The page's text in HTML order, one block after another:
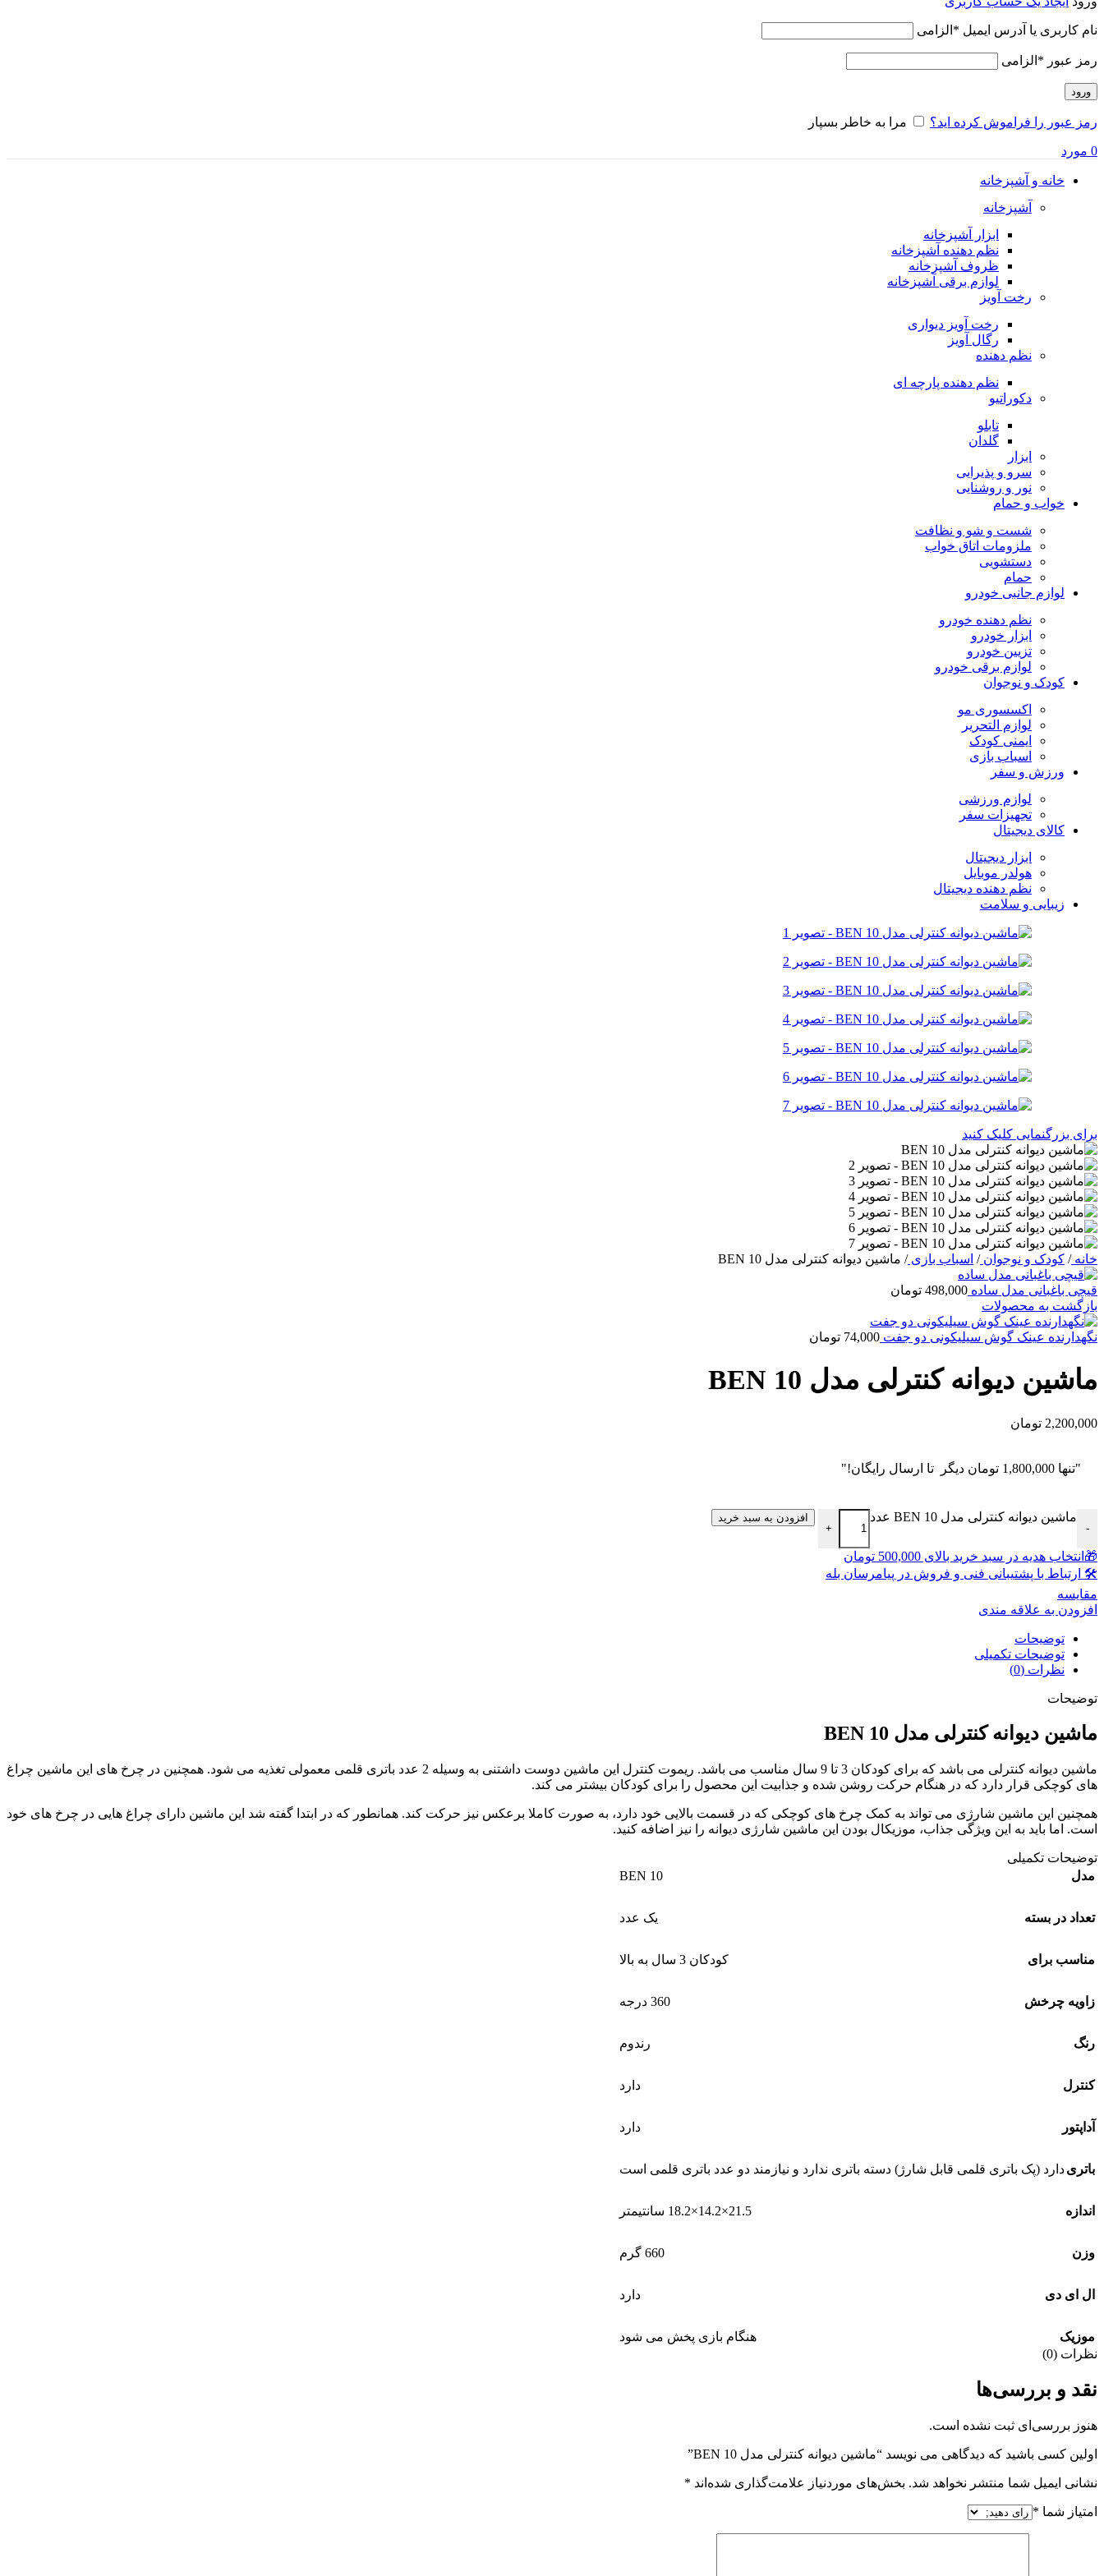
نام کاربری یا آدرس ایمیل * الزامی
رمز عبور * الزامی
ورود
رمز عبور را فراموش کرده اید؟ مرا به خاطر بسپار
0 مورد
خانه و آشپزخانه
آشپزخانه
ابزار آشپزخانه
نظم دهنده آشپزخانه
ظروف آشپزخانه
لوازم برقی آشپزخانه
رخت آویز
رخت آویز دیواری
رگال آویز
نظم دهنده
نظم دهنده پارچه ای
دکوراتیو
تابلو
گلدان
ابزار
سرو و پذیرایی
نور و روشنایی
خواب و حمام
شست و شو و نظافت
ملزومات اتاق خواب
دستشویی
حمام
لوازم جانبی خودرو
نظم دهنده خودرو
ابزار خودرو
تزیین خودرو
لوازم برقی خودرو
کودک و نوجوان
اکسسوری مو
لوازم التحریر
ایمنی کودک
اسباب بازی
ورزش و سفر
لوازم ورزشی
تجهیزات سفر
کالای دیجیتال
ابزار دیجیتال
هولدر موبایل
نظم دهنده دیجیتال
زیبایی و سلامت
برای بزرگنمایی کلیک کنید
خانه/ کودک و نوجوان/ اسباب بازی/ ماشین دیوانه کنترلی مدل BEN 10
قیچی باغبانی مدل ساده 498,000 تومان
بازگشت به محصولات
نگهدارنده عینک گوش سیلیکونی دو جفت 74,000 تومان
ماشین دیوانه کنترلی مدل BEN 10
2,200,000 تومان
"تنها 1,800,000 تومان دیگر تا ارسال رایگان!"
-
ماشین دیوانه کنترلی مدل BEN 10 عدد
+
افزودن به سبد خرید
🎁انتخاب هدیه در سبد خرید بالای 500,000 تومان
🛠 ارتباط با پشتیبانی فنی و فروش در پیامرسان بله
مقايسه
افزودن به علاقه مندی
توضیحات
توضیحات تکمیلی
نظرات (0)
توضیحات
ماشین دیوانه کنترلی مدل BEN 10
ماشین دیوانه کنترلی می باشد که برای کودکان 3 تا 9 سال مناسب می باشد. ریموت کنترل این ماشین دوست داشتنی به وسیله 2 عدد باتری قلمی معمولی تغذیه می شود. همچنین در چرخ های این ماشین چراغ
های کوچکی قرار دارد که در هنگام حرکت روشن شده و جذابیت این محصول را برای کودکان بیشتر می کند.
همچنین این ماشین شارژی می تواند به کمک چرخ های کوچکی که در قسمت بالایی خود دارد، به صورت کاملا برعکس نیز حرکت کند. همانطور که در ابتدا گفته شد این ماشین دارای چراغ هایی در چرخ های خود
است. اما باید به این ویژگی جذاب، موزیکال بودن این ماشین شارژی دیوانه را نیز اضافه کنید.
توضیحات تکمیلی
مدل
BEN 10
تعداد در بسته یک عدد
مناسب برای کودکان 3 سال به بالا
زاویه چرخش 360 درجه
رنگ رندوم
کنترل دارد
آداپتور دارد
باتریدارد (پک باتری قلمی قابل شارژ) دسته باتری ندارد و نیازمند دو عدد باتری قلمی است
اندازه 21.5×14.2×18.2 سانتیمتر
وزن 660 گرم
ال ای دی دارد
موزیک
هنگام بازی پخش می شود
نظرات (0)
نقد و بررسی‌ها
هنوز بررسی‌ای ثبت نشده است.
اولین کسی باشید که دیدگاهی می نویسد “ماشین دیوانه کنترلی مدل BEN 10”
نشانی ایمیل شما منتشر نخواهد شد. بخش‌های موردنیاز علامت‌گذاری شده‌اند *
امتیاز شما *